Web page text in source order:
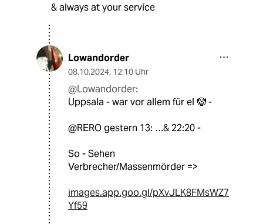
& always at your servíce
Lowandorder
08.10.2024, 12:10 Uhr
@Lowandorder:
Uppsala - war vor allem für el 🤡 -
@RERO gestern 13: …& 22:20 -
So - Sehen
Verbrecher/Massenmörder =>
images.app.goo.gl/pXvJLK8FMsWZ7
Yf59